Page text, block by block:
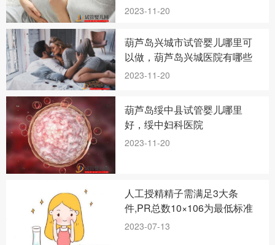
2023-11-20
葫芦岛兴城市试管婴儿哪里可
以做，葫芦岛兴城医院有哪些
2023-11-20
葫芦岛绥中县试管婴儿哪里
好，绥中妇科医院
2023-11-20
人工授精精子需满足3大条
件,PR总数10×106为最低标准
2023-07-13